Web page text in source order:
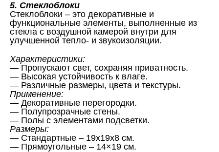
5. Стеклоблоки
Стеклоблоки – это декоративные и
функциональные элементы, выполненные из
стекла с воздушной камерой внутри для
улучшенной тепло- и звукоизоляции.
Характеристики:
— Пропускают свет, сохраняя приватность.
— Высокая устойчивость к влаге.
— Различные размеры, цвета и текстуры.
Применение:
— Декоративные перегородки.
— Полупрозрачные стены.
— Полы с элементами подсветки.
Размеры:
— Стандартные – 19x19x8 см.
— Прямоугольные – 14×19 см.